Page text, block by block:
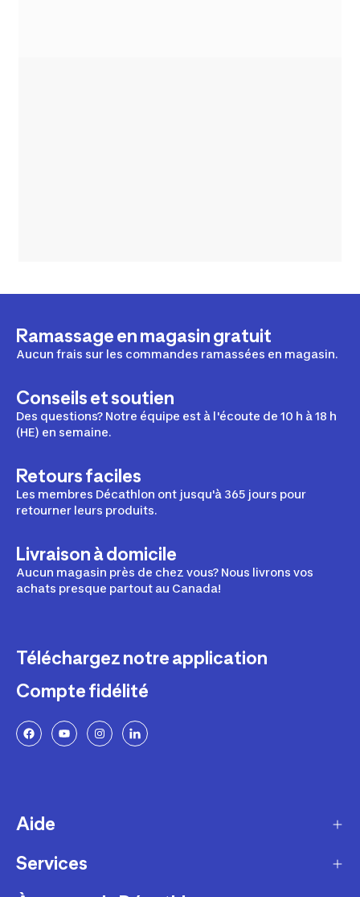
Ramassage en magasin gratuit
Aucun frais sur les commandes ramassées en magasin.
Conseils et soutien
Des questions? Notre équipe est à l'écoute de 10 h à 18 h
(HE) en semaine.
Retours faciles
Les membres Décathlon ont jusqu'à 365 jours pour
retourner leurs produits.
Livraison à domicile
Aucun magasin près de chez vous? Nous livrons vos
achats presque partout au Canada!
Téléchargez notre application
Compte fidélité
Aide
Livraison
Services